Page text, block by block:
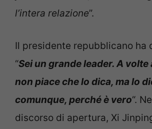
l’intera relazione”.
Il presidente repubblicano ha
“Sei un grande leader. A volte
non piace che lo dica, ma lo
comunque, perché è vero“.
discorso di apertura, Xi